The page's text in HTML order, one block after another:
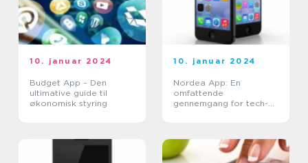
10. januar 2024
Budget App – Den
ultimative guide til
økonomisk styring
10. januar 2024
Nordea App: En
omfattende
gennemgang for tech-